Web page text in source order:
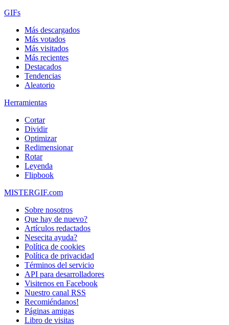
GIFs
Más descargados
Más votados
Más visitados
Más recientes
Destacados
Tendencias
Aleatorio
Herramientas
Cortar
Dividir
Optimizar
Redimensionar
Rotar
Leyenda
Flipbook
MISTERGIF.com
Sobre nosotros
Que hay de nuevo?
Artículos redactados
Nesecita ayuda?
Política de cookies
Política de privacidad
Términos del servicio
API para desarrolladores
Visitenos en Facebook
Nuestro canal RSS
Recomiéndanos!
Páginas amigas
Libro de visitas